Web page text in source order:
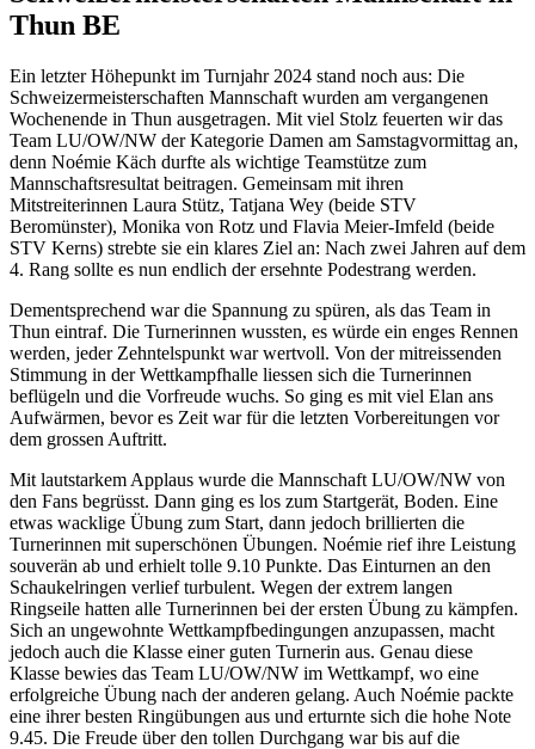
Thun BE
Ein letzter Höhepunkt im Turnjahr 2024 stand noch aus: Die
Schweizermeisterschaften Mannschaft wurden am vergangenen
Wochenende in Thun ausgetragen. Mit viel Stolz feuerten wir das
Team LU/OW/NW der Kategorie Damen am Samstagvormittag an,
denn Noémie Käch durfte als wichtige Teamstütze zum
Mannschaftsresultat beitragen. Gemeinsam mit ihren
Mitstreiterinnen Laura Stütz, Tatjana Wey (beide STV
Beromünster), Monika von Rotz und Flavia Meier-Imfeld (beide
STV Kerns) strebte sie ein klares Ziel an: Nach zwei Jahren auf dem
4. Rang sollte es nun endlich der ersehnte Podestrang werden.
Dementsprechend war die Spannung zu spüren, als das Team in
Thun eintraf. Die Turnerinnen wussten, es würde ein enges Rennen
werden, jeder Zehntelspunkt war wertvoll. Von der mitreissenden
Stimmung in der Wettkampfhalle liessen sich die Turnerinnen
beflügeln und die Vorfreude wuchs. So ging es mit viel Elan ans
Aufwärmen, bevor es Zeit war für die letzten Vorbereitungen vor
dem grossen Auftritt.
Mit lautstarkem Applaus wurde die Mannschaft LU/OW/NW von
den Fans begrüsst. Dann ging es los zum Startgerät, Boden. Eine
etwas wacklige Übung zum Start, dann jedoch brillierten die
Turnerinnen mit superschönen Übungen. Noémie rief ihre Leistung
souverän ab und erhielt tolle 9.10 Punkte. Das Einturnen an den
Schaukelringen verlief turbulent. Wegen der extrem langen
Ringseile hatten alle Turnerinnen bei der ersten Übung zu kämpfen.
Sich an ungewohnte Wettkampfbedingungen anzupassen, macht
jedoch auch die Klasse einer guten Turnerin aus. Genau diese
Klasse bewies das Team LU/OW/NW im Wettkampf, wo eine
erfolgreiche Übung nach der anderen gelang. Auch Noémie packte
eine ihrer besten Ringübungen aus und erturnte sich die hohe Note
9.45. Die Freude über den tollen Durchgang war bis auf die